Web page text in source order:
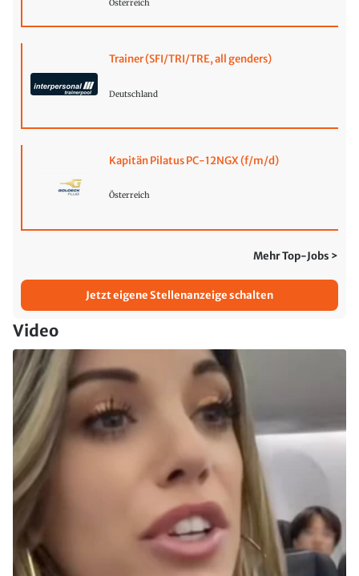
Österreich
Trainer (SFI/TRI/TRE, all genders)
Deutschland
Kapitän Pilatus PC-12NGX (f/m/d)
Österreich
Mehr Top-Jobs >
Jetzt eigene Stellenanzeige schalten
Video